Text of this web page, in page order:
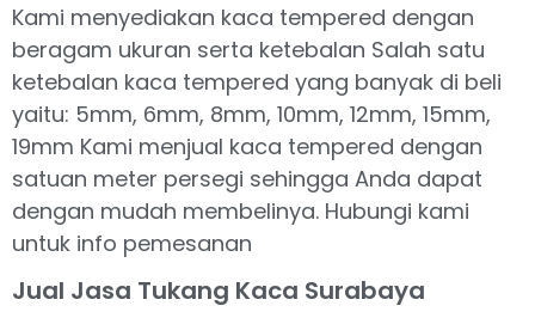
Kami menyediakan kaca tempered dengan
beragam ukuran serta ketebalan Salah satu
ketebalan kaca tempered yang banyak di beli
yaitu: 5mm, 6mm, 8mm, 10mm, 12mm, 15mm,
19mm Kami menjual kaca tempered dengan
satuan meter persegi sehingga Anda dapat
dengan mudah membelinya. Hubungi kami
untuk info pemesanan
Jual Jasa Tukang Kaca Surabaya